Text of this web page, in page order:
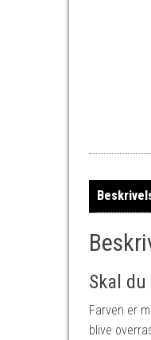
Skal
Farven er
blive